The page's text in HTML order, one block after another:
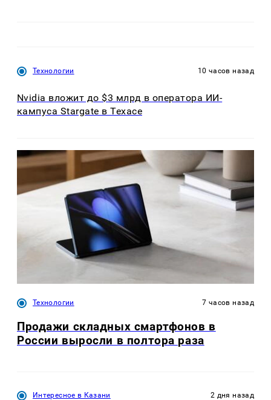
Технологии 10 часов назад
Nvidia вложит до $3 млрд в оператора ИИ-
кампуса Stargate в Техасе
Технологии 7 часов назад
Продажи складных смартфонов в
России выросли в полтора раза
Интересное в Казани 2 дня назад